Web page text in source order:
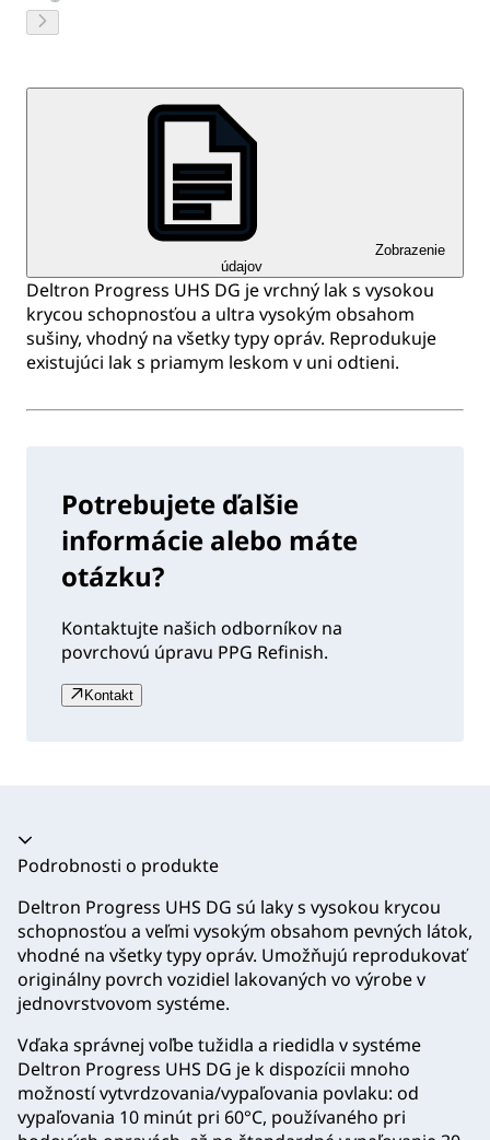
Zobrazenie
údajov
Deltron Progress UHS DG je vrchný lak s vysokou
krycou schopnosťou a ultra vysokým obsahom
sušiny, vhodný na všetky typy opráv. Reprodukuje
existujúci lak s priamym leskom v uni odtieni.
Potrebujete ďalšie
informácie alebo máte
otázku?
Kontaktujte našich odborníkov na
povrchovú úpravu PPG Refinish.
Kontakt
Akordeón sa zrútil
Podrobnosti o produkte
Deltron Progress UHS DG sú laky s vysokou krycou
schopnosťou a veľmi vysokým obsahom pevných látok,
vhodné na všetky typy opráv. Umožňujú reprodukovať
originálny povrch vozidiel lakovaných vo výrobe v
jednovrstvovom systéme.
Vďaka správnej voľbe tužidla a riedidla v systéme
Deltron Progress UHS DG je k dispozícii mnoho
možností vytvrdzovania/vypaľovania povlaku: od
vypaľovania 10 minút pri 60°C, používaného pri